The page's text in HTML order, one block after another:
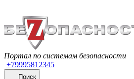
Портал по системам безопасности
+79995812345
Поиск